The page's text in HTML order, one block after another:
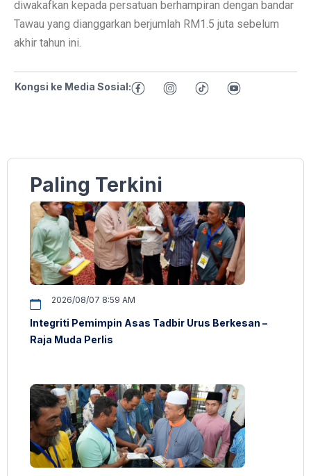
diwakafkan kepada persatuan berhampiran dengan bandar
Tawau yang dianggarkan berjumlah RM1.5 juta sebelum
akhir tahun ini.
Kongsi ke Media Sosial:
Paling Terkini
2026/08/07 8:59 AM
Integriti Pemimpin Asas Tadbir Urus Berkesan –
Raja Muda Perlis